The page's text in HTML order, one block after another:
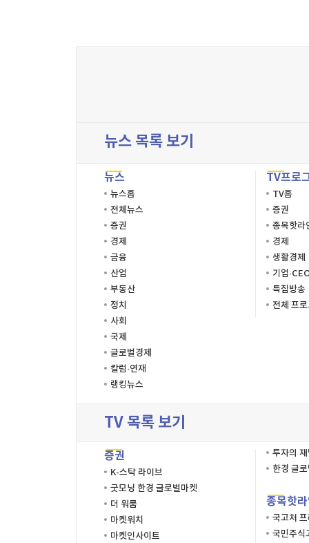
뉴스 목록 보기
뉴스
뉴스홈
전체뉴스
증권
경제
금융
산업
부동산
정치
사회
국제
글로벌경제
칼럼·연재
랭킹뉴스
TV프로
TV홈
증권
종목핫라
경제
생활경제
기업
특집방송
전체 프
TV 목록 보기
증권
K-스탁 라이브
굿모닝 한경 글로벌마켓
더 워룸
마켓워치
마켓인사이트
투자의
한경 글
종목핫
국고처
국민주식